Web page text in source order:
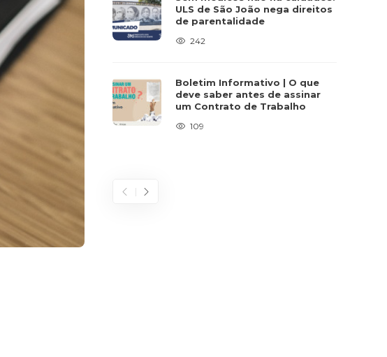
ULS de São João nega direitos
de parentalidade
242
Boletim Informativo | O que
deve saber antes de assinar
um Contrato de Trabalho
109